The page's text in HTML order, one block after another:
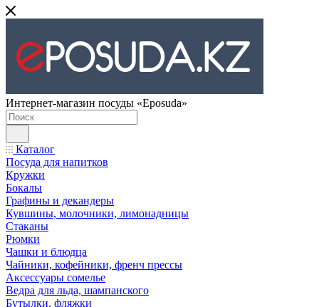
Интернет-магазин посуды «Eposuda»
Каталог
Посуда для напитков
Кружки
Бокалы
Графины и декандеры
Кувшины, молочники, лимонадницы
Стаканы
Рюмки
Чашки и блюдца
Чайники, кофейники, френч прессы
Аксессуары сомелье
Ведра для льда, шампанского
Бутылки, фляжки